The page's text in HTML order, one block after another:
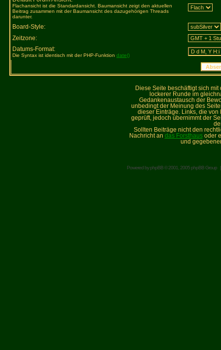
Flachansicht ist die Standardansicht. Baumansicht zeigt den aktuellen
Beitrag zusammen mit der Baumansicht des dazugehörigen Threads
darunter.
Board-Style:
Zeitzone:
Datums-Format:
Die Syntax ist identisch mit der PHP-Funktion date()
Diese Seite beschäftigt sich
lockerer Runde im
Gedankenaustausch der
unbedingt der Meinung des
dieser Einträge. Links, die
geprüft, jedoch übernimmt der
Sollten Beiträge nicht den
Nachricht an das Forsthausoder
und
Powered byphpBB© 2001, 2005 phpBB Group